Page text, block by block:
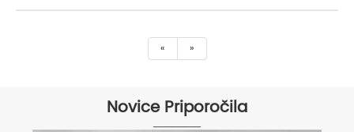
« »
Novice Priporočila